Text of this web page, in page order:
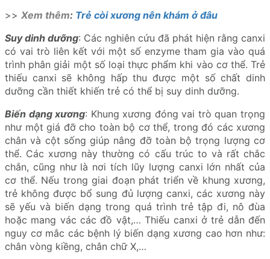
>> Xem thêm: Trẻ còi xương nên khám ở đâu
Suy dinh dưỡng: Các nghiên cứu đã phát hiện rằng canxi
có vai trò liên kết với một số enzyme tham gia vào quá
trình phân giải một số loại thực phẩm khi vào cơ thể. Trẻ
thiếu canxi sẽ không hấp thu được một số chất dinh
dưỡng cần thiết khiến trẻ có thể bị suy dinh dưỡng.
Biến dạng xương: Khung xương đóng vai trò quan trọng
như một giá đỡ cho toàn bộ cơ thể, trong đó các xương
chân và cột sống giúp nâng đỡ toàn bộ trọng lượng cơ
thể. Các xương này thường có cấu trúc to và rất chắc
chắn, cũng như là nơi tích lũy lượng canxi lớn nhất của
cơ thể. Nếu trong giai đoạn phát triển về khung xương,
trẻ không được bổ sung đủ lượng canxi, các xương này
sẽ yếu và biến dạng trong quá trình trẻ tập đi, nô đùa
hoặc mang vác các đồ vật,… Thiếu canxi ở trẻ dẫn đến
nguy cơ mắc các bệnh lý biến dạng xương cao hơn như:
chân vòng kiềng, chân chữ X,…